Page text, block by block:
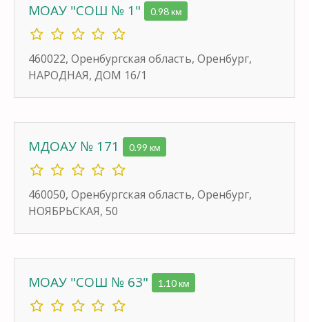
МОАУ "СОШ № 1" 0.98 км
460022, Оренбургская область, Оренбург,
НАРОДНАЯ, ДОМ 16/1
МДОАУ № 171 0.99 км
460050, Оренбургская область, Оренбург,
НОЯБРЬСКАЯ, 50
МОАУ "СОШ № 63" 1.10 км